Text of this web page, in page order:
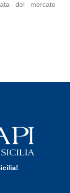
del mercato